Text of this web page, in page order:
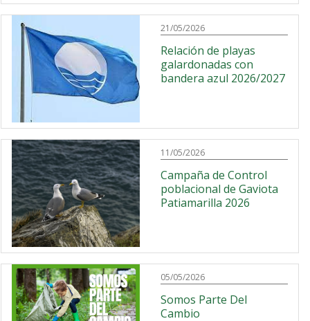
21/05/2026
Relación de playas
galardonadas con
bandera azul 2026/2027
11/05/2026
Campaña de Control
poblacional de Gaviota
Patiamarilla 2026
05/05/2026
Somos Parte Del
Cambio